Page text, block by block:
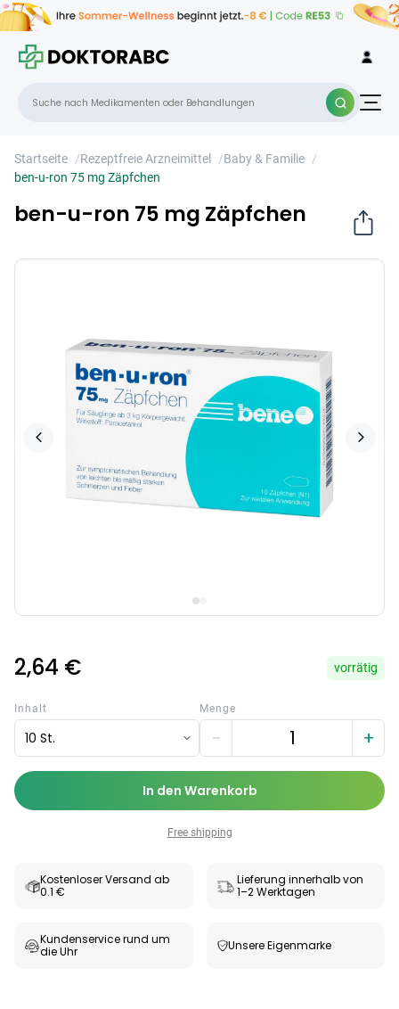
Startseite /Rezeptfreie Arzneimittel /Baby & Familie /
ben-u-ron 75 mg Zäpfchen
ben-u-ron 75 mg Zäpfchen
2,64 € vorrätig
Inhalt
10 St.
Menge
− +
In den Warenkorb
Free shipping
Kostenloser Versand ab
0.1 €
Lieferung innerhalb von
1–2 Werktagen
Kundenservice rund um
die Uhr
Unsere Eigenmarke
×